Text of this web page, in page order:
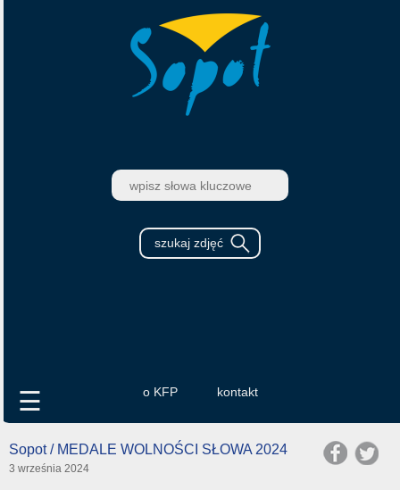
o KFP kontakt
☰
Sopot / MEDALE WOLNOŚCI SŁOWA 2024
3 września 2024